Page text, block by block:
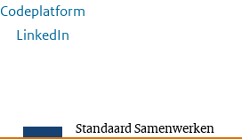
Codeplatform
LinkedIn
Standaard Samenwerken